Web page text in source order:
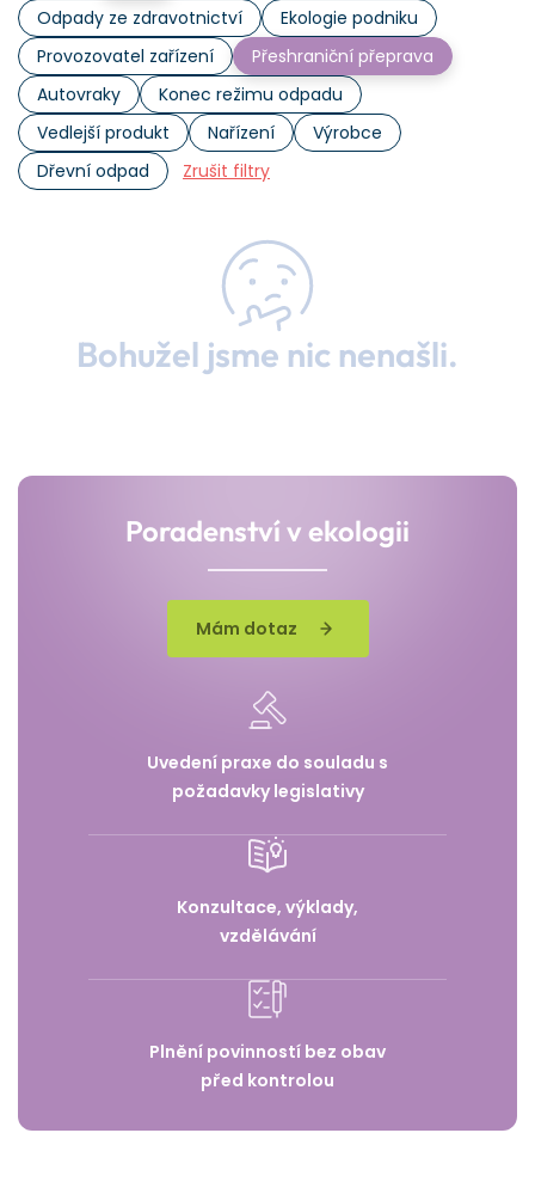
Odpady ze zdravotnictví
Ekologie podniku
Provozovatel zařízení
Přeshraniční přeprava
Autovraky
Konec režimu odpadu
Vedlejší produkt
Nařízení
Výrobce
Dřevní odpad
Zrušit filtry
Bohužel jsme nic nenašli.
Poradenství v ekologii
Mám dotaz
Uvedení praxe do souladu s
požadavky legislativy
Konzultace, výklady,
vzdělávání
Plnění povinností bez obav
před kontrolou